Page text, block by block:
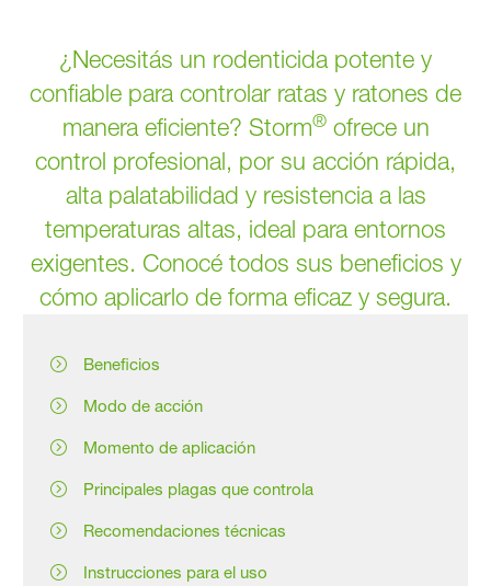
¿Necesitás un rodenticida potente y
confiable para controlar ratas y ratones de
manera eficiente? Storm®ofrece un
control profesional, por su acción rápida,
alta palatabilidad y resistencia a las
temperaturas altas, ideal para entornos
exigentes. Conocé todos sus beneficios y
cómo aplicarlo de forma eficaz y segura.
Beneficios
Modo de acción
Momento de aplicación
Principales plagas que controla
Recomendaciones técnicas
Instrucciones para el uso